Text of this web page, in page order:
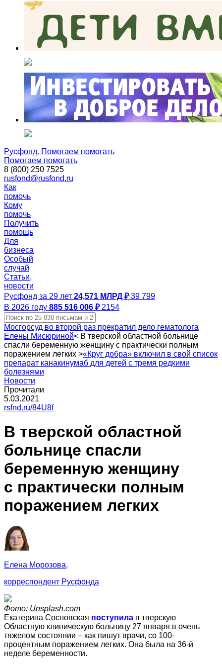
Русфонд. Помогаем помогать
Помогаем помогать
8 (800) 250 7525
rusfond@rusfond.ru
Как
помочь
Кому
помочь
Получить
помощь
Для
бизнеса
Особый
случай
Статьи,
новости
Русфонд за 29 лет 24,571 МЛРД ₽ 39 799
В 2026 году 885 516 006 ₽ 2154
Мосгорсуд во второй раз прекратил дело гематолога
Елены Мисюриной< В тверской областной больнице
спасли беременную женщину с практически полным
поражением легких >«Круг добра» включил в свой список
препарат канакинумаб для детей с тремя редкими
болезнями
Новости
Прочитали
5.03.2021
rsfnd.ru/84U8f
В тверской областной
больнице спасли
беременную женщину
с практически полным
поражением легких
Елена Морозова,
корреспондент Русфонда
Фото: Unsplash.com
Екатерина Сосновская поступила в тверскую
Областную клиническую больницу 27 января в очень
тяжелом состоянии – как пишут врачи, со 100-
процентным поражением легких. Она была на 36-й
неделе беременности.